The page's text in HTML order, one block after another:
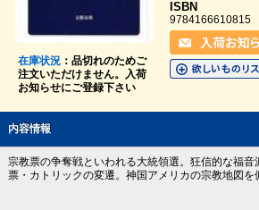
在庫状況：品切れのためご
注文いただけません。入荷
お知らせにご登録下さい
ISBN
9784166610815
内容情報
宗教票の争奪戦といわれる大統領選。狂信的な福
票・カトリックの変遷。神国アメリカの宗教地図を